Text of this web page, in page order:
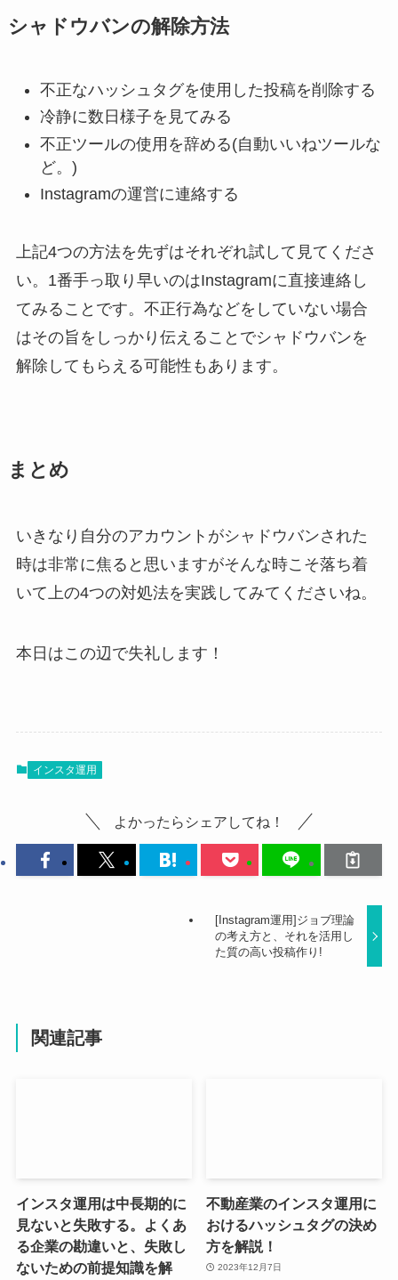
シャドウバンの解除方法
不正なハッシュタグを使用した投稿を削除する
冷静に数日様子を見てみる
不正ツールの使用を辞める(自動いいねツールな
ど。)
Instagramの運営に連絡する
上記4つの方法を先ずはそれぞれ試して見てくださ
い。1番手っ取り早いのはInstagramに直接連絡し
てみることです。不正行為などをしていない場合
はその旨をしっかり伝えることでシャドウバンを
解除してもらえる可能性もあります。
まとめ
いきなり自分のアカウントがシャドウバンされた
時は非常に焦ると思いますがそんな時こそ落ち着
いて上の4つの対処法を実践してみてくださいね。
本日はこの辺で失礼します！
インスタ運用
よかったらシェアしてね！
[Instagram運用]ジョブ理論
の考え方と、それを活用し
た質の高い投稿作り!
関連記事
インスタ運用は中長期的に
見ないと失敗する。よくあ
る企業の勘違いと、失敗し
ないための前提知識を解
不動産業のインスタ運用に
おけるハッシュタグの決め
方を解説！
2023年12月7日